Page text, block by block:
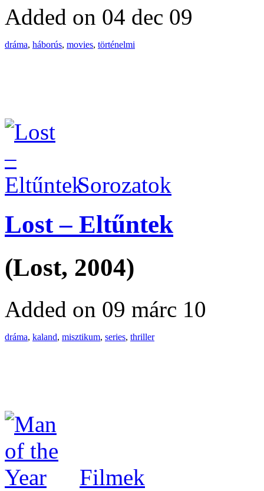
Added on 04 dec 09
dráma, háborús, movies, történelmi
Sorozatok
Lost – Eltűntek
(Lost, 2004)
Added on 09 márc 10
dráma, kaland, misztikum, series, thriller
Filmek